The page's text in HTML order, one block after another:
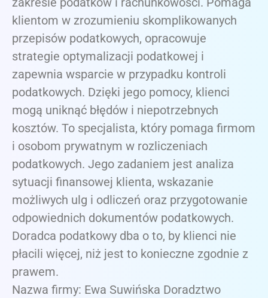
klientom w zrozumieniu skomplikowanych
przepisów podatkowych, opracowuje
strategie optymalizacji podatkowej i
zapewnia wsparcie w przypadku kontroli
podatkowych. Dzięki jego pomocy, klienci
mogą uniknąć błędów i niepotrzebnych
kosztów. To specjalista, który pomaga firmom
i osobom prywatnym w rozliczeniach
podatkowych. Jego zadaniem jest analiza
sytuacji finansowej klienta, wskazanie
możliwych ulg i odliczeń oraz przygotowanie
odpowiednich dokumentów podatkowych.
Doradca podatkowy dba o to, by klienci nie
płacili więcej, niż jest to konieczne zgodnie z
prawem.
Nazwa firmy: Ewa Suwińska Doradztwo